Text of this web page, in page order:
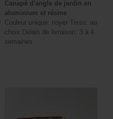
Canapé d'angle de jardin en
aluminium et résine
Couleur unique: noyer Tissu: au
choix Délais de livraison: 3 à 4
semaines